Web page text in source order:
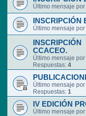
Último mensaje por
Último mensaje por
CCACEO.
Último mensaje por
Respuestas: 4
Último mensaje por
Respuestas: 1
IV EDICIÓN
Último mensaje por